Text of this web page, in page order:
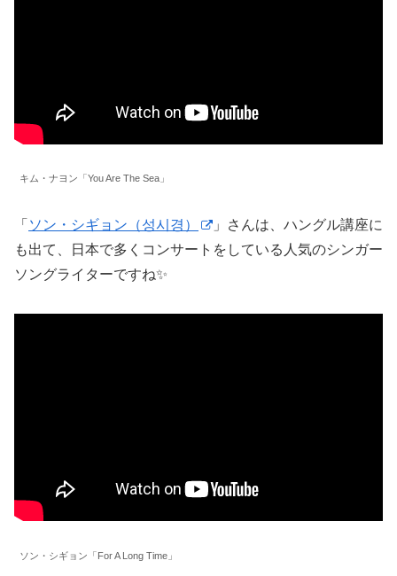
キム・ナヨン「You Are The Sea」
「 ソン・シギョン（성시경）
」さんは、ハングル講座に
も出て、日本で多くコンサートをしている人気のシンガー
ソングライターですね✨
ソン・シギョン「For A Long Time」